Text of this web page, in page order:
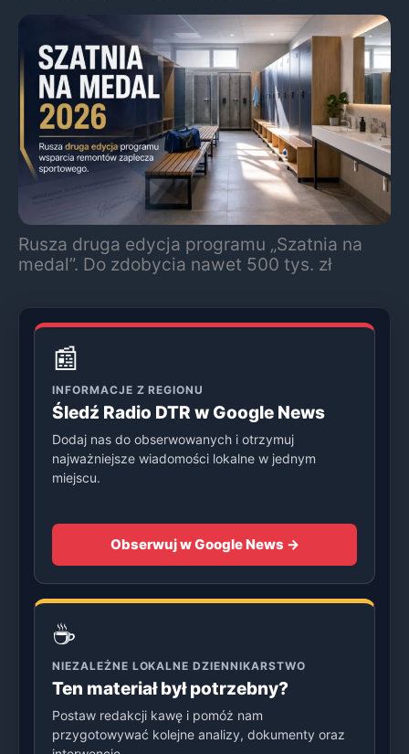
Rusza druga edycja programu „Szatnia na
medal”. Do zdobycia nawet 500 tys. zł
📰
INFORMACJE Z REGIONU
Śledź Radio DTR w Google News
Dodaj nas do obserwowanych i otrzymuj
najważniejsze wiadomości lokalne w jednym
miejscu.
Obserwuj w Google News →
☕
NIEZALEŻNE LOKALNE DZIENNIKARSTWO
Ten materiał był potrzebny?
Postaw redakcji kawę i pomóż nam
przygotowywać kolejne analizy, dokumenty oraz